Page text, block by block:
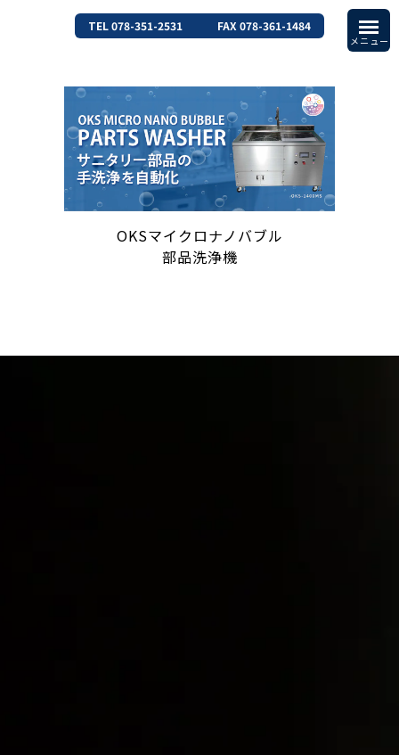
TEL 078-351-2531 FAX 078-361-1484
OKSマイクロナノバブル
部品洗浄機